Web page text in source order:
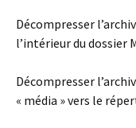
Décompresser
l’intérieur du dossier
Décompresser
« média » vers le